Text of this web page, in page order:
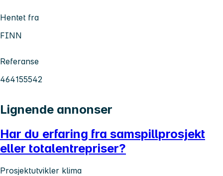
Hentet fra
FINN
Referanse
464155542
Lignende annonser
Har du erfaring fra samspillprosjekt
eller totalentrepriser?
Prosjektutvikler klima